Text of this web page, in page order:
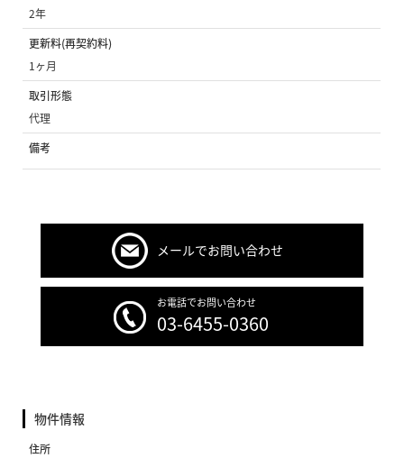
2年
更新料(再契約料)
1ヶ月
取引形態
代理
備考
メールでお問い合わせ
お電話でお問い合わせ
03-6455-0360
物件情報
住所